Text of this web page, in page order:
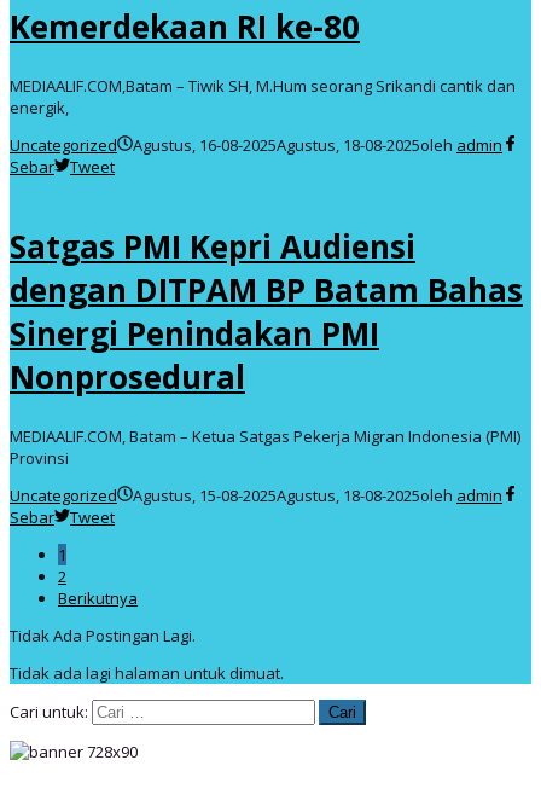
Kemerdekaan RI ke-80
MEDIAALIF.COM,Batam – Tiwik SH, M.Hum seorang Srikandi cantik dan
energik,
Uncategorized
Agustus, 16-08-2025Agustus, 18-08-2025oleh admin
Sebar
Tweet
Satgas PMI Kepri Audiensi
dengan DITPAM BP Batam Bahas
Sinergi Penindakan PMI
Nonprosedural
MEDIAALIF.COM, Batam – Ketua Satgas Pekerja Migran Indonesia (PMI)
Provinsi
Uncategorized
Agustus, 15-08-2025Agustus, 18-08-2025oleh admin
Sebar
Tweet
1
2
Berikutnya
Tidak Ada Postingan Lagi.
Tidak ada lagi halaman untuk dimuat.
Cari untuk: